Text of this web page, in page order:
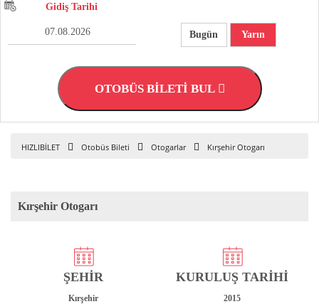
Gidiş Tarihi
Bugün Yarın
OTOBÜS BİLETİ BUL
HIZLIBİLET Otobüs Bileti Otogarlar Kırşehir Otogarı
Kırşehir Otogarı
ŞEHİR
Kırşehir
KURULUŞ TARİHİ
2015